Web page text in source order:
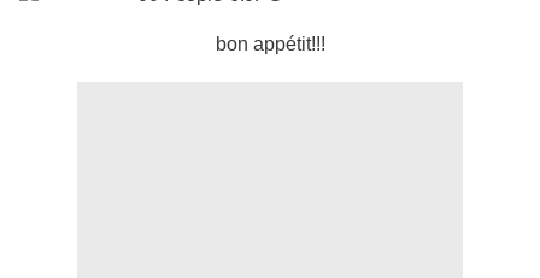
bon appétit!!!